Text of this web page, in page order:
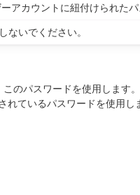
カウントに紐付けられたパ
いでください。
のパスワードを使用します。
ているパスワードを使用し